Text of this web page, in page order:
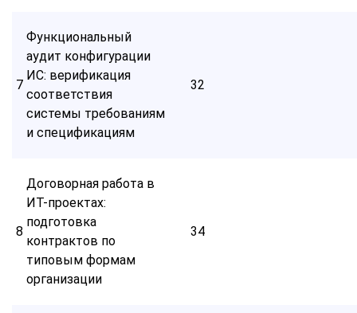
7
Функциональный
аудит конфигурации
ИС: верификация
соответствия
системы требованиям
и спецификациям
32
8
Договорная работа в
ИТ-проектах:
подготовка
контрактов по
типовым формам
организации
34